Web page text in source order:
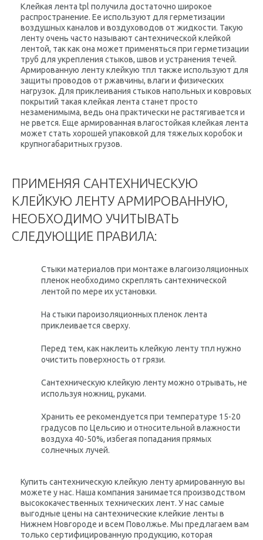
Клейкая лента tpl получила достаточно широкое
распространение. Ее используют для герметизации
воздушных каналов и воздуховодов от жидкости. Такую
ленту очень часто называют сантехнической клейкой
лентой, так как она может применяться при герметизации
труб для укрепления стыков, швов и устранения течей.
Армированную ленту клейкую тпл также используют для
защиты проводов от ржавчины, влаги и физических
нагрузок. Для приклеивания стыков напольных и ковровых
покрытий такая клейкая лента станет просто
незаменимыма, ведь она практически не растягивается и
не рвется. Еще армированная влагостойкая клейкая лента
может стать хорошей упаковкой для тяжелых коробок и
крупногабаритных грузов.
ПРИМЕНЯЯ САНТЕХНИЧЕСКУЮ
КЛЕЙКУЮ ЛЕНТУ АРМИРОВАННУЮ,
НЕОБХОДИМО УЧИТЫВАТЬ
СЛЕДУЮЩИЕ ПРАВИЛА:
Стыки материалов при монтаже влагоизоляционных
пленок необходимо скреплять сантехнической
лентой по мере их установки.
На стыки пароизоляционных пленок лента
приклеивается сверху.
Перед тем, как наклеить клейкую ленту тпл нужно
очистить поверхность от грязи.
Сантехническую клейкую ленту можно отрывать, не
используя ножниц, руками.
Хранить ее рекомендуется при температуре 15-20
градусов по Цельсию и относительной влажности
воздуха 40-50%, избегая попадания прямых
солнечных лучей.
Купить сантехническую клейкую ленту армированную вы
можете у нас. Наша компания занимается производством
высококачественных технических лент. У нас самые
выгодные цены на сантехнические клейкие ленты в
Нижнем Новгороде и всем Поволжье. Мы предлагаем вам
только сертифицированную продукцию, которая